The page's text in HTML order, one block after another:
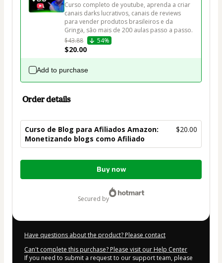
Curso completo de youtube, aprenda a criar
canais darks lucrativos, canais de reviews
para vender produtos brasileiros e da
Gringa, são mais de 200 aulas passo a passo.
$43.88
54%
$20.00
Add to purchase
Order details
Curso de Blog para Afiliados Amazon:
Monetizando blogs como Afiliado
$20.00
Total
Buy now
secured by
Have questions about the product? Please contact
Can't complete this purchase? Please visit our Help Center
If you need to submit a request to our support team, please